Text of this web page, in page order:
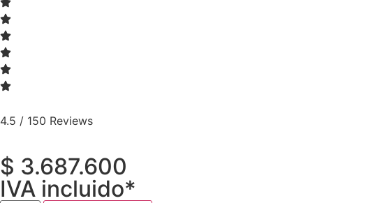
4.5 / 150 Reviews
$ 3.687.600
IVA incluido*